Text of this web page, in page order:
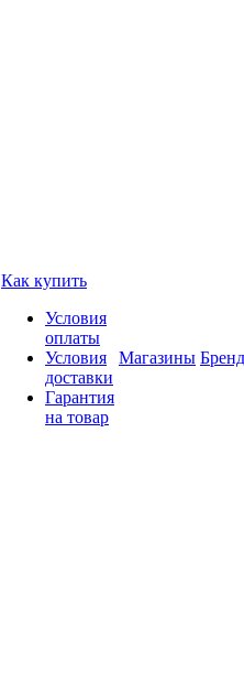
Как купить
Условия
оплаты
Условия
доставки
Гарантия
на товар
Магазины